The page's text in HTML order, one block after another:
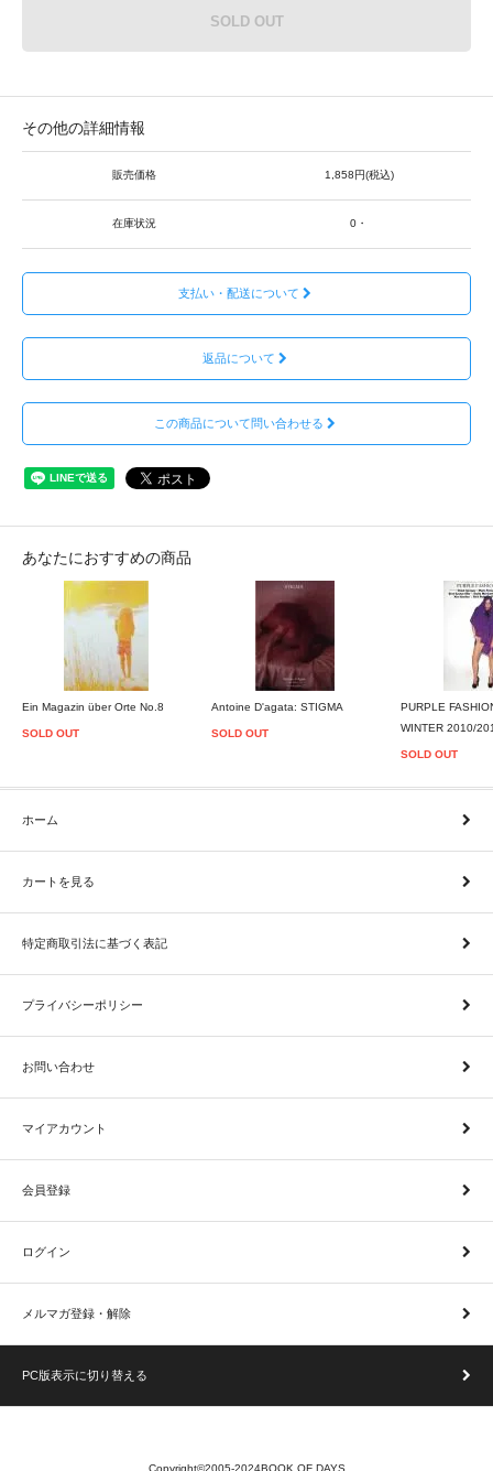
SOLD OUT
その他の詳細情報
販売価格 1,858円(税込)
在庫状況 0・
支払い・配送について
返品について
この商品について問い合わせる
あなたにおすすめの商品
Ein Magazin über Orte No.8
SOLD OUT
Antoine D'agata: STIGMA
SOLD OUT
PURPLE
WINTER 2010/
SOLD OUT
ホーム
カートを見る
特定商取引法に基づく表記
プライバシーポリシー
お問い合わせ
マイアカウント
会員登録
ログイン
メルマガ登録・解除
PC版表示に切り替える
Copyright©2005-2024BOOK OF DAYS